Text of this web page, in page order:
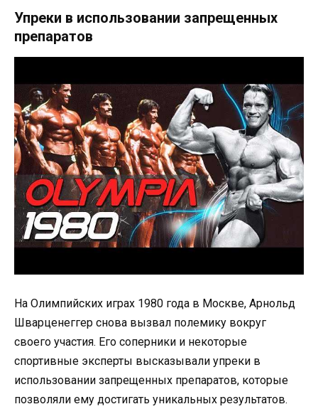
Упреки в использовании запрещенных
препаратов
На Олимпийских играх 1980 года в Москве, Арнольд
Шварценеггер снова вызвал полемику вокруг
своего участия. Его соперники и некоторые
спортивные эксперты высказывали упреки в
использовании запрещенных препаратов, которые
позволяли ему достигать уникальных результатов.